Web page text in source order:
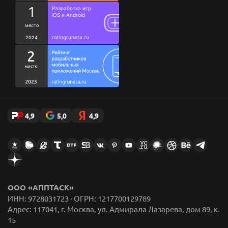
Благотворительность
Цитаты сотрудников
Исследования
Кодекс
Стикеры AppFox в Telegram
4,9 5,0 4,9
ООО «АППТАСК»
ИНН: 9728031723 · ОГРН: 1217700129789
Адрес: 117041, г. Москва, ул. Адмирала Лазарева, дом 89, к.
15